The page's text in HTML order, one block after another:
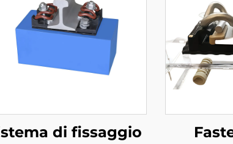
di fissaggio